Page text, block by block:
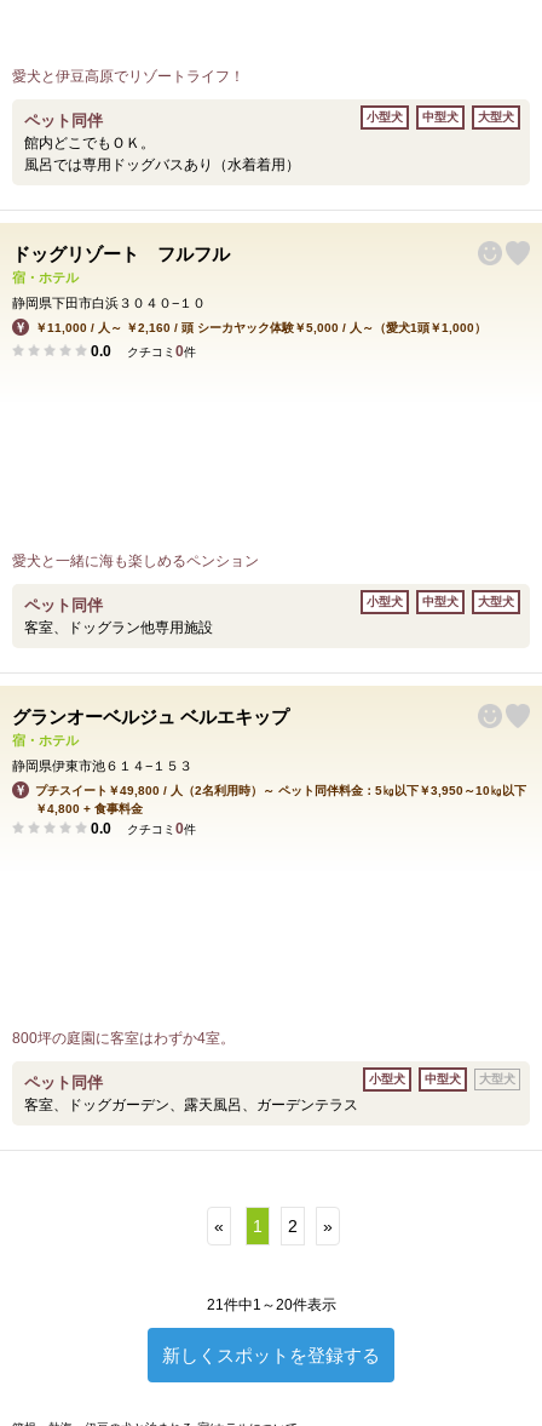
愛犬と伊豆高原でリゾートライフ！
ペット同伴
館内どこでもＯＫ。
風呂では専用ドッグバスあり（水着着用）
小型犬 中型犬 大型犬
ドッグリゾート フルフル
宿・ホテル
静岡県下田市白浜３０４０−１０
￥11,000 / 人～ ￥2,160 / 頭 シーカヤック体験￥5,000 / 人～（愛犬1頭￥1,000）
0.0 クチコミ 0件
愛犬と一緒に海も楽しめるペンション
ペット同伴
客室、ドッグラン他専用施設
小型犬 中型犬 大型犬
グランオーベルジュ ベルエキップ
宿・ホテル
静岡県伊東市池６１４−１５３
プチスイート￥49,800 / 人（2名利用時）～ ペット同伴料金：5㎏以下￥3,950～10㎏以下
￥4,800 + 食事料金
0.0 クチコミ 0件
800坪の庭園に客室はわずか4室。
ペット同伴
客室、ドッグガーデン、露天風呂、ガーデンテラス
小型犬 中型犬 大型犬
« 1 2 »
21件中1～20件表示
新しくスポットを登録する